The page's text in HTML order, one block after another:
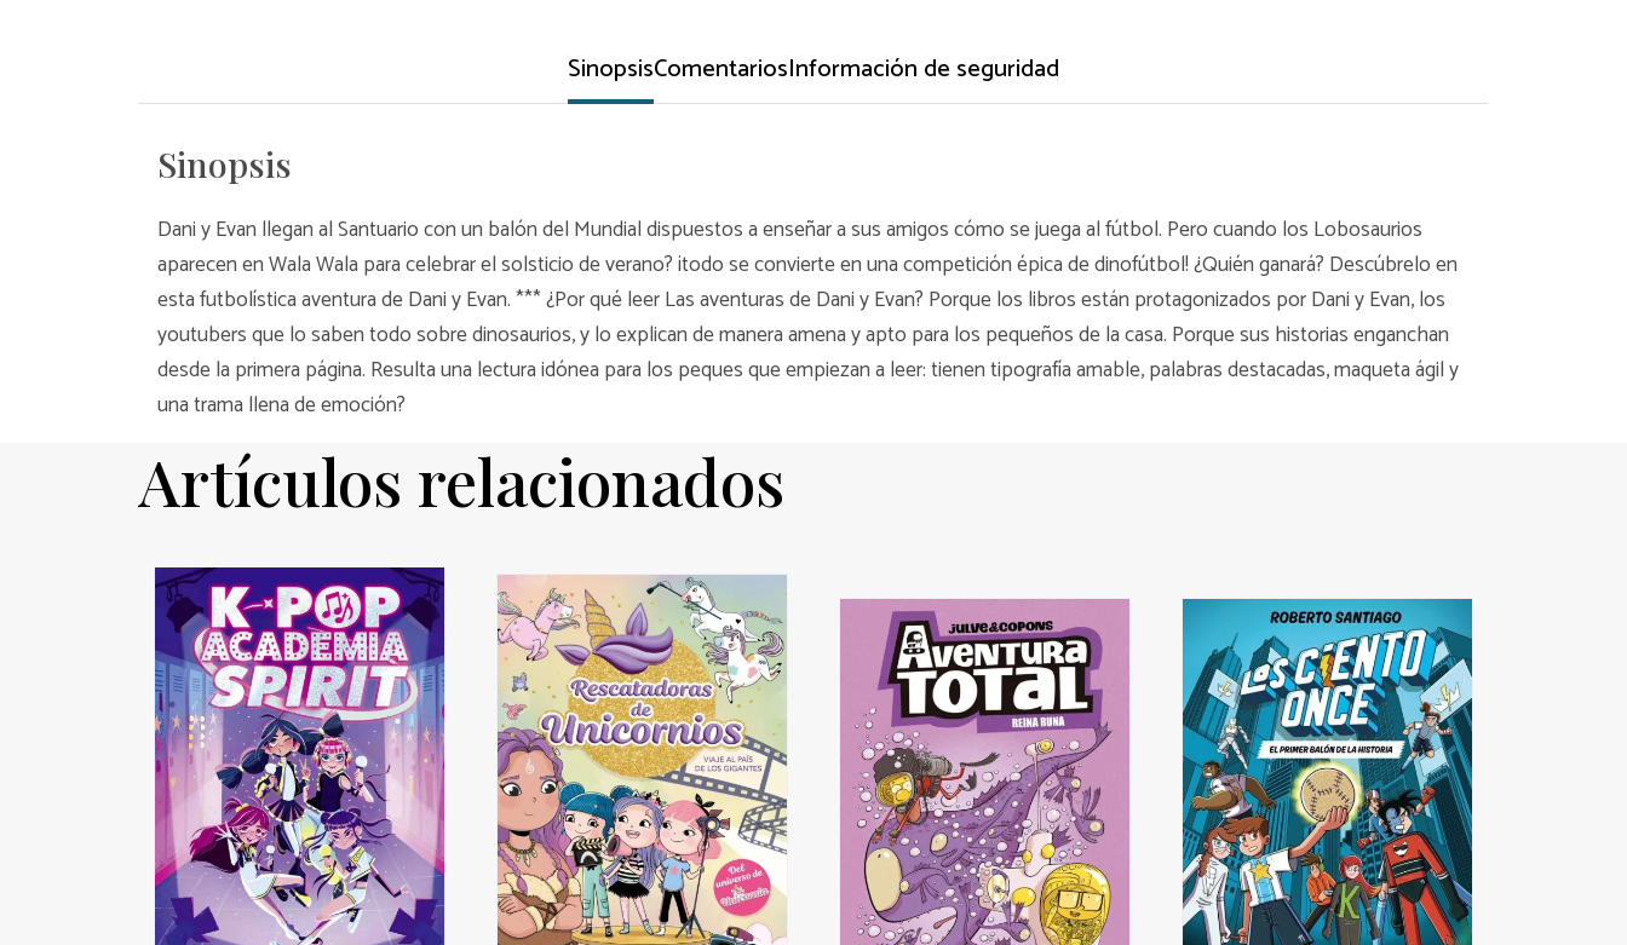
SinopsisComentariosInformación de seguridad
Sinopsis
Dani y Evan llegan al Santuario con un balón del Mundial dispuestos a enseñar a sus amigos cómo se juega al fútbol. Pero cuando los Lobosaurios
aparecen en Wala Wala para celebrar el solsticio de verano? ¡todo se convierte en una competición épica de dinofútbol! ¿Quién ganará? Descúbrelo en
esta futbolística aventura de Dani y Evan. *** ¿Por qué leer Las aventuras de Dani y Evan? Porque los libros están protagonizados por Dani y Evan, los
youtubers que lo saben todo sobre dinosaurios, y lo explican de manera amena y apto para los pequeños de la casa. Porque sus historias enganchan
desde la primera página. Resulta una lectura idónea para los peques que empiezan a leer: tienen tipografía amable, palabras destacadas, maqueta ágil y
una trama llena de emoción?
Artículos relacionados